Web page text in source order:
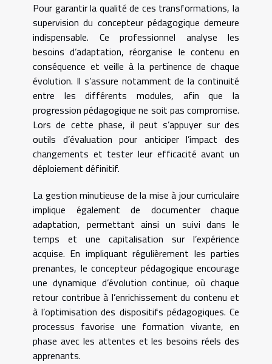
Pour garantir la qualité de ces transformations, la
supervision du concepteur pédagogique demeure
indispensable. Ce professionnel analyse les
besoins d’adaptation, réorganise le contenu en
conséquence et veille à la pertinence de chaque
évolution. Il s’assure notamment de la continuité
entre les différents modules, afin que la
progression pédagogique ne soit pas compromise.
Lors de cette phase, il peut s’appuyer sur des
outils d’évaluation pour anticiper l’impact des
changements et tester leur efficacité avant un
déploiement définitif.
La gestion minutieuse de la mise à jour curriculaire
implique également de documenter chaque
adaptation, permettant ainsi un suivi dans le
temps et une capitalisation sur l’expérience
acquise. En impliquant régulièrement les parties
prenantes, le concepteur pédagogique encourage
une dynamique d’évolution continue, où chaque
retour contribue à l’enrichissement du contenu et
à l’optimisation des dispositifs pédagogiques. Ce
processus favorise une formation vivante, en
phase avec les attentes et les besoins réels des
apprenants.